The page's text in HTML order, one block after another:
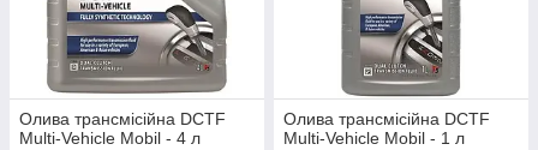
Олива трансмісійна DCTF
Multi-Vehicle Mobil - 4 л
Олива трансмісійна DCTF
Multi-Vehicle Mobil - 1 л